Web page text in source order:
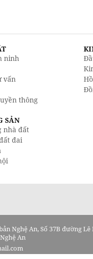
ninh
vấn
thông
SẢN
nhà đất
đai
Nghệ An, Số 37B đường
An